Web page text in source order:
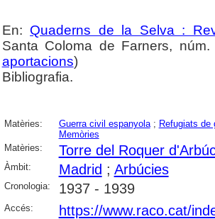
En: Quaderns de la Selva :
Santa Coloma de Farners,
aportacions)
Bibliografia.
Matèries: Guerra civil espanyola; Refugiats de
Memòries
Matèries:
Torre del Roquer
Àmbit: Madrid ; Arbúcies
Cronologia: 1937 - 1939
Accés: https://www.raco.cat/